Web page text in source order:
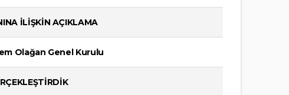
İLİŞKİN AÇIKLAMA
Olağan Genel Kurulu